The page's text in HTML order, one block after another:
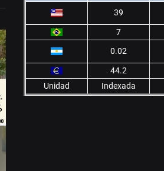
39
7
0.02
44.2
Unidad
Indexada